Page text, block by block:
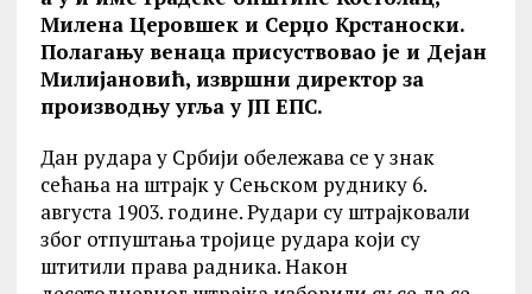
Милена Церовшек и Серџо Крстаноски.
Полагању венаца присуствовао је и Дејан
Милијановић, извршни директор за
производњу угља у ЈП ЕПС.
Дан рудара у Србији обележава се у знак
сећања на штрајк у Сењском руднику 6.
августа 1903. године. Рудари су штрајковали
због отпуштања тројице рудара који су
штитили права радника. Након